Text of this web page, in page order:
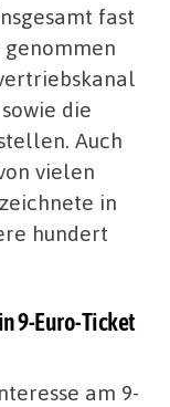
fast
genommen
die
Auch
vielen
in
hundert
9-Euro-Ticket
am 9-